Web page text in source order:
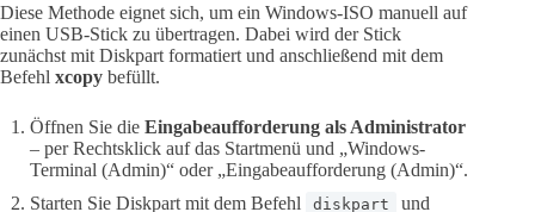
Diese Methode eignet sich, um ein Windows-ISO manuell auf
einen USB-Stick zu übertragen. Dabei wird der Stick
zunächst mit Diskpart formatiert und anschließend mit dem
Befehl xcopy befüllt.
Öffnen Sie die Eingabeaufforderung als Administrator
– per Rechtsklick auf das Startmenü und „Windows-
Terminal (Admin)“ oder „Eingabeaufforderung (Admin)“.
Starten Sie Diskpart mit dem Befehl
diskpart
und